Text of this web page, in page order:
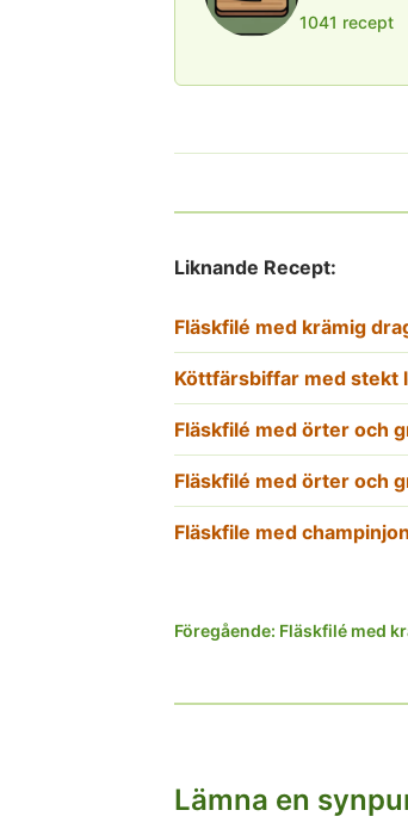
1041 recept
Liknande Recept:
Fläskfilé med krämig
Köttfärsbiffar med stekt
Fläskfilé med örter och
Fläskfilé med örter och
Fläskfile med
Föregående: Fläskfilé med
Lämna en